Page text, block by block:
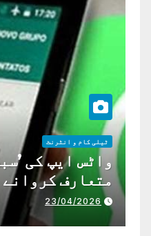
ٹیلی کام و انٹرنٹ
واٹس ایپ کی
متعارف
23/04/2026